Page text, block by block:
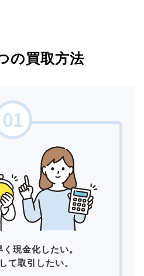
の買取方法
現金化したい。
て取引したい。